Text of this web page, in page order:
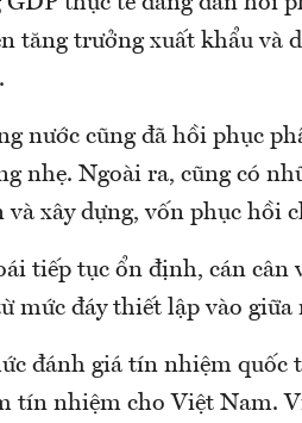
tăng trưởng xuất khẩu và
nước cũng đã hồi phục
nhẹ. Ngoài ra, cũng có
và xây dựng, vốn phục hồi
tiếp tục ổn định, cán
mức đáy thiết lập vào giữa
đánh giá tín nhiệm quốc
tín nhiệm cho Việt Nam.